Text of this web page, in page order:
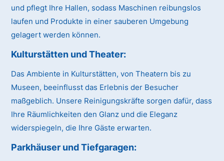
und pflegt Ihre Hallen, sodass Maschinen reibungslos
laufen und Produkte in einer sauberen Umgebung
gelagert werden können.
Kulturstätten und Theater:
Das Ambiente in Kulturstätten, von Theatern bis zu
Museen, beeinflusst das Erlebnis der Besucher
maßgeblich. Unsere Reinigungskräfte sorgen dafür, dass
Ihre Räumlichkeiten den Glanz und die Eleganz
widerspiegeln, die Ihre Gäste erwarten.
Parkhäuser und Tiefgaragen: